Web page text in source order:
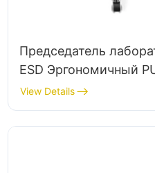
Председатель
ESD Эргономичный
Backrest Design 5-
алюминиевая база
расширенной
View Details